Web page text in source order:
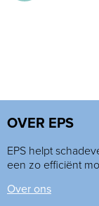
OVER EPS
EPS helpt
een zo efficiënt
Over ons